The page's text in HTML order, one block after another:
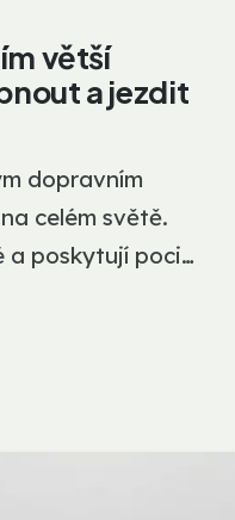
větší
a jezdit
dopravním
celém světě.
a poskytují pocit